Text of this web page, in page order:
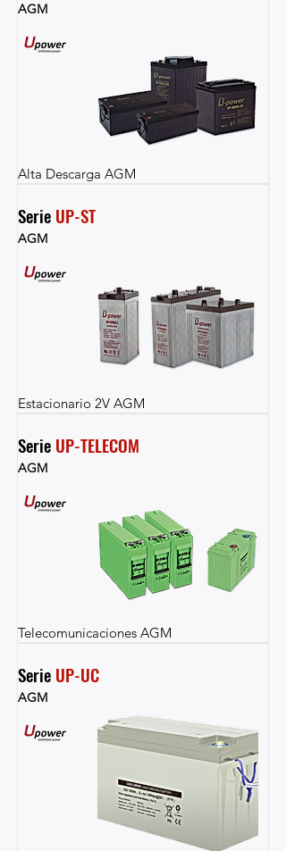
AGM
Alta Descarga AGM
Serie UP-ST
AGM
Estacionario 2V AGM
Serie UP-TELECOM
AGM
Telecomunicaciones AGM
Serie UP-UC
AGM